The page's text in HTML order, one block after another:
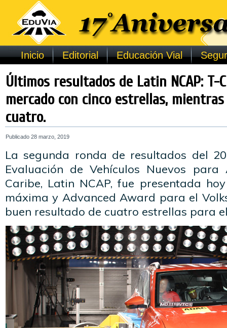
Inicio Editorial Educación Vial
Últimos resultados de Latin NCAP: T-
mercado con cinco estrellas,
cuatro.
Publicado 28 marzo, 2019
La segunda ronda de resultados del
Evaluación de Vehículos Nuevos
Caribe, Latin NCAP, fue presentada
máxima y Advanced Award para el
buen resultado de cuatro estrellas para